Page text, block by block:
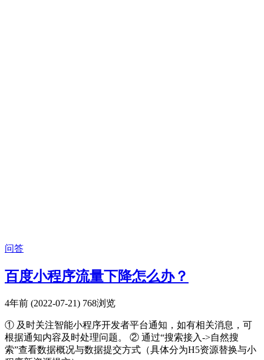
问答
百度小程序流量下降怎么办？
4年前 (2022-07-21) 768浏览
① 及时关注智能小程序开发者平台通知，如有相关消息，可
根据通知内容及时处理问题。 ② 通过“搜索接入->自然搜
索”查看数据概况与数据提交方式（具体分为H5资源替换与小